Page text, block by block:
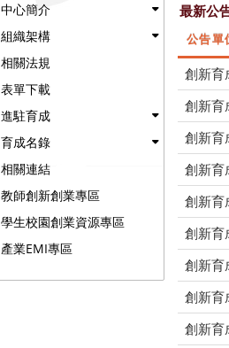
中心簡介
組織架構
相關法規
表單下載
進駐育成
育成名錄
相關連結
教師創新創業專區
學生校園創業資源專區
產業EMI專區
最新公
公告單
創新育
創新育
創新育
創新育
創新育
創新育
創新育
創新育
創新育